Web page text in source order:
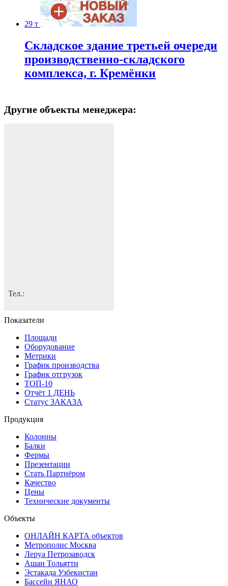
29 т
Складское здание третьей очереди
производственно-складского
комплекса, г. Кремёнки
Другие объекты менеджера:
Тел.:
Показатели
Площади
Оборудование
Метрики
График производства
График отгрузок
ТОП-10
Отчёт 1 ДЕНЬ
Статус ЗАКАЗА
Продукция
Колонны
Балки
Фермы
Презентации
Стать Партнёром
Качество
Цены
Технические документы
Объекты
ОНЛАЙН КАРТА объектов
Метрополис Москва
Леруа Петрозаводск
Ашан Тольятти
Эстакада Узбекистан
Бассейн ЯНАО